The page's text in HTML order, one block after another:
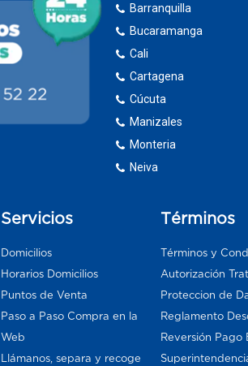
Barranquilla
Bucaramanga
Cali
Cartagena
Cúcuta
Manizales
Monteria
Neiva
Servicios
Domicilios
Horarios Domicilios
Puntos de Venta
Paso a Paso Compra en la
Web
Llámanos, separa y recoge
Términos
Términos y
Autorización
Proteccion de
Reglamento
Reversión Pago